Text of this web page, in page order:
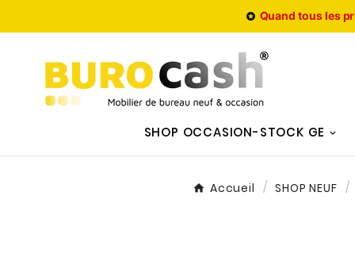
 Quand tous les
SHOP OCCASION-STOCK GE
Accueil SHOP NEUF